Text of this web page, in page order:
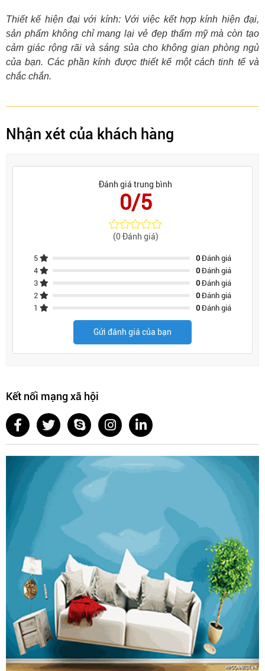
Thiết kế hiện đại với kính: Với việc kết hợp kính hiện đại,
sản phẩm không chỉ mang lại vẻ đẹp thẩm mỹ mà còn tạo
cảm giác rộng rãi và sáng sủa cho không gian phòng ngủ
của bạn. Các phần kính được thiết kế một cách tinh tế và
chắc chắn.
Nhận xét của khách hàng
Đánh giá trung bình
0/5
(0 Đánh giá)
5 0Đánh giá
4
0Đánh giá
3
0Đánh giá
2
0Đánh giá
1
0Đánh giá
Gửi đánh giá của bạn
Kết nối mạng xã hội